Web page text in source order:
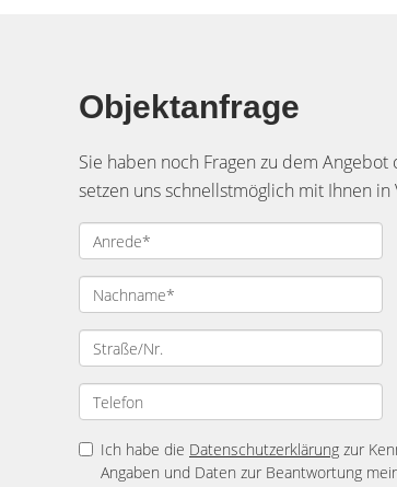
Objektanfrage
Sie haben noch Fragen zu dem
setzen uns schnellstmöglich mit Ihnen in
Ich habe die Datenschutzerklärung zur
Angaben und Daten zur Beantwortung